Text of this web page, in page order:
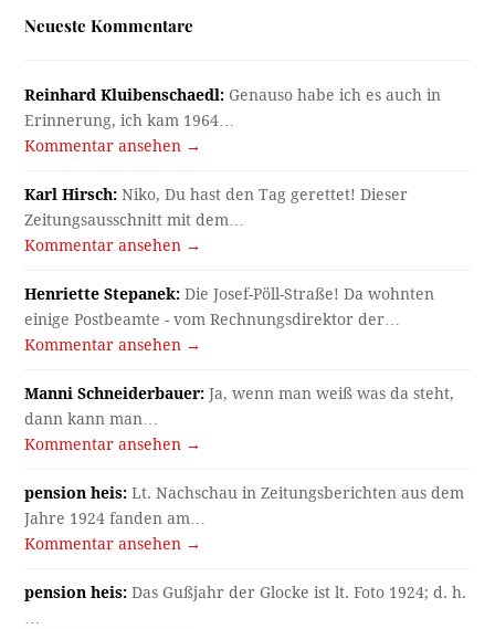
Neueste Kommentare
Reinhard Kluibenschaedl: Genauso habe ich es auch in
Erinnerung, ich kam 1964…
Kommentar ansehen →
Karl Hirsch: Niko, Du hast den Tag gerettet! Dieser
Zeitungsausschnitt mit dem…
Kommentar ansehen →
Henriette Stepanek: Die Josef-Pöll-Straße! Da wohnten
einige Postbeamte - vom Rechnungsdirektor der…
Kommentar ansehen →
Manni Schneiderbauer: Ja, wenn man weiß was da steht,
dann kann man…
Kommentar ansehen →
pension heis: Lt. Nachschau in Zeitungsberichten aus dem
Jahre 1924 fanden am…
Kommentar ansehen →
pension heis: Das Gußjahr der Glocke ist lt. Foto 1924; d. h.
…